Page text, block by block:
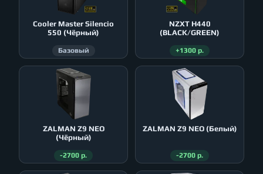
Cooler Master Silencio
550 (Чёрный)
Базовый
NZXT H440
(BLACK/GREEN)
+1300 р.
ZALMAN Z9 NEO
(Чёрный)
-2700 р.
ZALMAN Z9 NEO (Белый)
-2700 р.